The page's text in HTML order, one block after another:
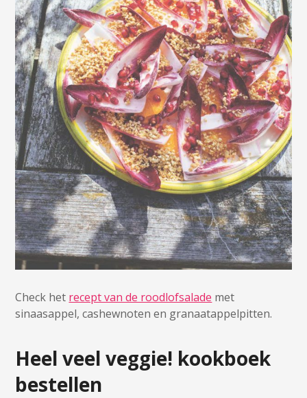
Check het recept van de roodlofsalade met
sinaasappel, cashewnoten en granaatappelpitten.
Heel veel veggie! kookboek
bestellen